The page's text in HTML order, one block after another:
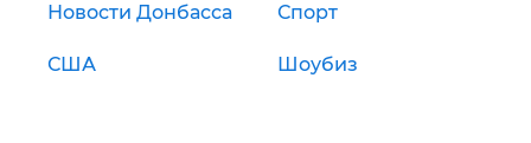
Новости Донбасса Спорт
США Шоубиз